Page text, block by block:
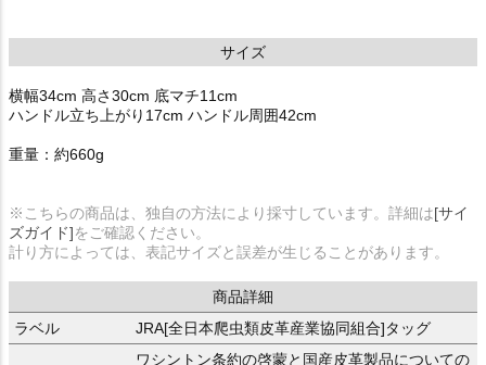
サイズ
横幅34cm 高さ30cm 底マチ11cm
ハンドル立ち上がり17cm ハンドル周囲42cm
重量：約660g
※こちらの商品は、独自の方法により採寸しています。詳細は[サイ
ズガイド]をご確認ください。
計り方によっては、表記サイズと誤差が生じることがあります。
商品詳細
ラベル
JRA[全日本爬虫類皮革産業協同組合]タッグ
ワシントン条約の啓蒙と国産皮革製品についての